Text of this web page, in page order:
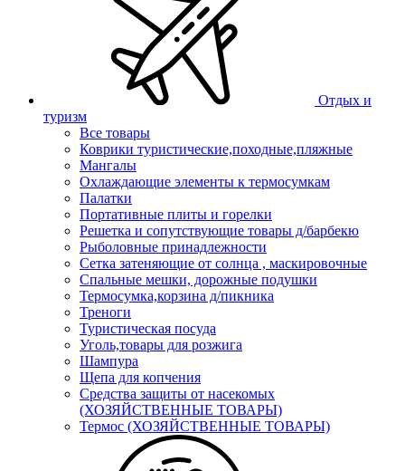
Отдых и
туризм
Все товары
Коврики туристические,походные,пляжные
Мангалы
Охлаждающие элементы к термосумкам
Палатки
Портативные плиты и горелки
Решетка и сопутствующие товары д/барбекю
Рыболовные принадлежности
Сетка затеняющие от солнца , маскировочные
Спальные мешки, дорожные подушки
Термосумка,корзина д/пикника
Треноги
Туристическая посуда
Уголь,товары для розжига
Шампура
Щепа для копчения
Средства защиты от насекомых
(ХОЗЯЙСТВЕННЫЕ ТОВАРЫ)
Термос (ХОЗЯЙСТВЕННЫЕ ТОВАРЫ)